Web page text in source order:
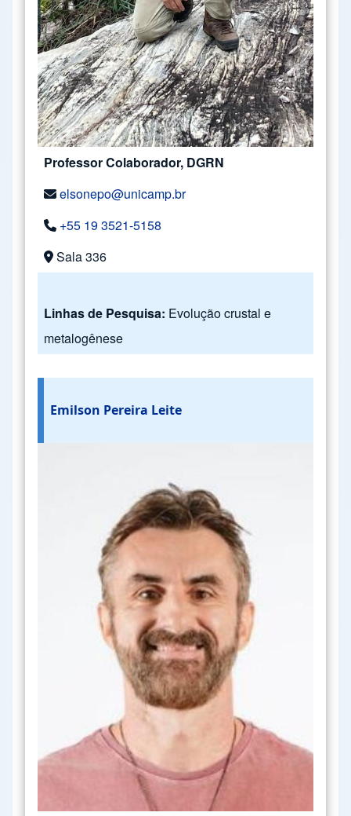
Professor Colaborador, DGRN
elsonepo@unicamp.br
+55 19 3521-5158
Sala 336
Linhas de Pesquisa: Evolução crustal e
metalogênese
Emilson Pereira Leite